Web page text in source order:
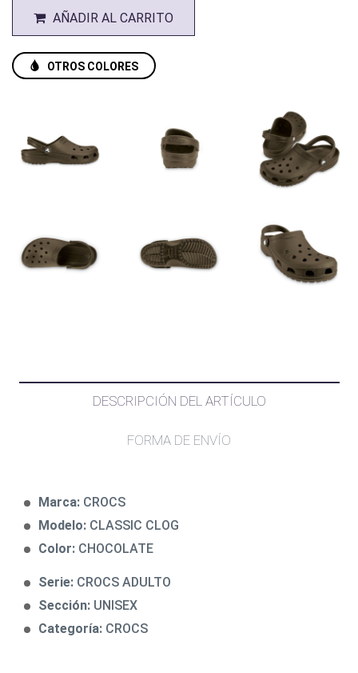
AÑADIR AL CARRITO
OTROS COLORES
DESCRIPCIÓN DEL ARTÍCULO
FORMA DE ENVÍO
Marca: CROCS
Modelo: CLASSIC CLOG
Color: CHOCOLATE
Serie: CROCS ADULTO
Sección: UNISEX
Categoría: CROCS